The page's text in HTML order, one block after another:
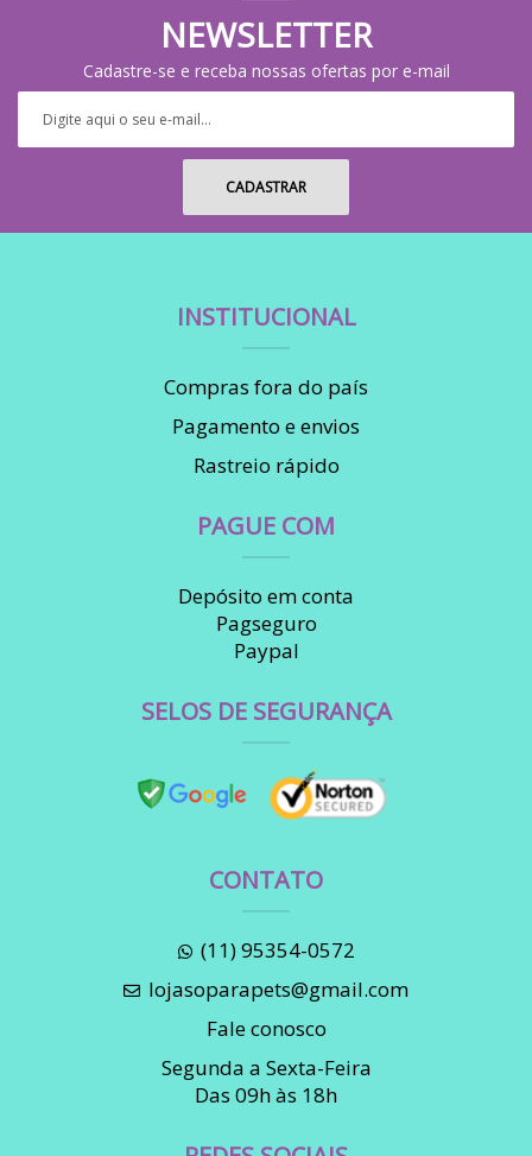
NEWSLETTER
Cadastre-se e receba nossas ofertas por e-mail
INSTITUCIONAL
Compras fora do país
Pagamento e envios
Rastreio rápido
PAGUE COM
Depósito em conta
Pagseguro
Paypal
SELOS DE SEGURANÇA
CONTATO
(11) 95354-0572
lojasoparapets@gmail.com
Fale conosco
Segunda a Sexta-Feira
Das 09h às 18h